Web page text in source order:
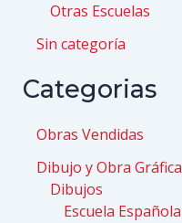
Otras Escuelas
Sin categoría
Categorias
Obras Vendidas
Dibujo y Obra Gráfica
Dibujos
Escuela Española